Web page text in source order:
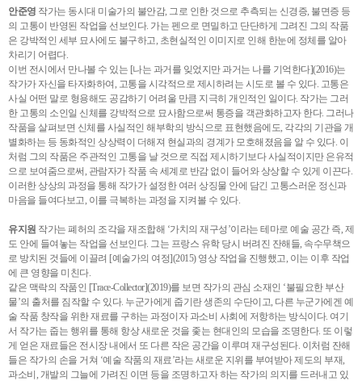
안준영 작가는 동시대 미술가의 불안감, 그로 인한 것으로 추측되는 신경증, 불면증 등
의 고통이 반영된 작업을 선보인다. 가는 펜으로 면밀하고 단단하게 그려진 그의 작품
은 강박적인 세부 묘사에도 불구하고, 초현실적인 이미지로 인해 한눈에 정체를 알아
차리기 어렵다.
이번 전시에서 만나볼 수 있는 [나는 과거를 잊었지만 과거는 나를 기억한다](2016)는
작가가 자신을 타자화하여, 고통을 시각적으로 제시하려는 시도로 볼 수 있다. 고통은
사실 어떤 말로 형용해도 공감하기 어려울 만큼 지극히 개인적인 일이다. 작가는 그러
한 고통의 소인일 신체를 강박적으로 묘사함으로써 통증을 객관화하고자 한다. 그러나
작품을 살펴보면 신체를 사실적인 해부학의 방식으로 표현했음에도, 각각의 기관을 개
별화하는 등 동화적인 상상력이 더해져 현실과의 경계가 모호해졌음을 알 수 있다. 이
처럼 그의 작품은 주관적인 고통을 날 것으로 직접 제시하기보다 사실적이지만 은유적
으로 보여줌으로써, 관람자가 작품 속 세계로 반감 없이 들어와 상상할 수 있게 이끈다.
이러한 상상의 과정을 통해 작가가 설정한 여러 상징물 안에 담긴 고통스러운 정신과
마음을 들여다보고, 이를 극복하는 과정을 지켜볼 수 있다.
유지원 작가는 폐허의 조각을 재조합해 ‘가치의 재구성’이라는 테마로 예술 공간 즉, 제
도 안에 들여놓는 작업을 선보인다. 그는 프랑스 유학 당시 버려진 잔해들, 속수무책으
로 방치된 것들에 이끌려 [예술가의 여정](2015) 영상 작업을 진행했고, 이는 이후 작업
에 큰 영향을 미친다.
같은 맥락의 작품인 [Trace-Collector](2019)를 보면 작가의 관심 소재인 ‘불필요한 부산
물’의 출처를 짐작할 수 있다. 누군가에게 줍기란 생존의 수단이고, 다른 누군가에겐 예
술 작품 창작을 위한 재료를 구하는 과정이자 과소비 사회에 저항하는 방식이다. 여기
서 작가는 줍는 행위를 통해 항상 새로운 것을 좇는 현대인의 모습을 조명한다. 또 이렇
게 얻은 재료들은 전시장 내에서 또 다른 작은 공간을 이루며 재구성된다. 이처럼 잔해
들은 작가의 손을 거쳐 ‘예술 작품의 재료’라는 새로운 지위를 부여받아 제도의 부재,
과소비, 개발의 그늘에 가려진 이면 등을 조명하고자 하는 작가의 의지를 드러내고 있